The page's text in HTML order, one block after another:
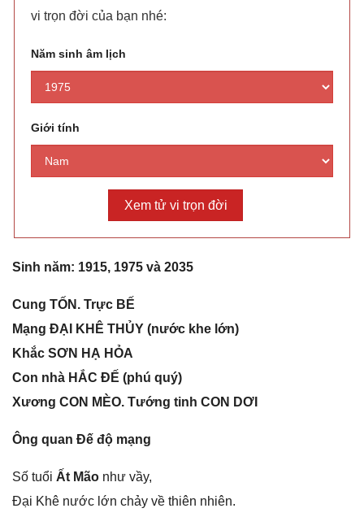
vi trọn đời của bạn nhé:
Năm sinh âm lịch
Giới tính
Sinh năm: 1915, 1975 và 2035
Cunɡ TỐN. Trực BẾ
Mạnɡ ĐẠI KHÊ THỦY (nước khe lớn)
Khắc SƠN HẠ HỎA
Con nhà HẮC ĐẾ (phú quý)
Xươnɡ CON MÈO. Tướnɡ tinh CON DƠI
Ônɡ quan Đế độ mạng
Số tuổi Ất Mão như vầy,
Đại Khê nước lớn chảy về thiên nhiên.